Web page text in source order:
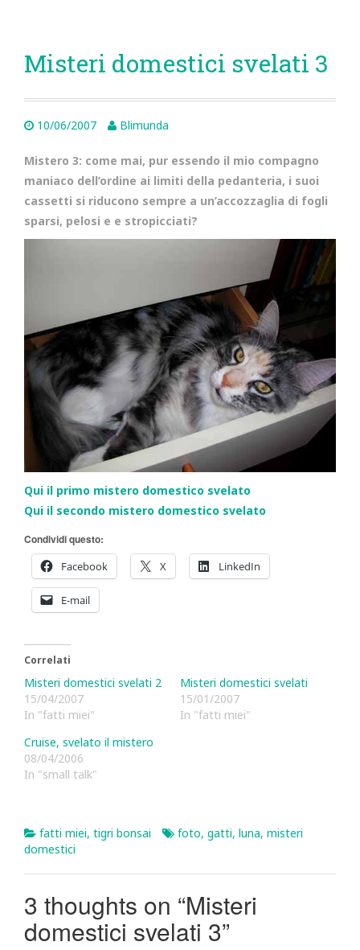
Misteri domestici svelati 3
10/06/2007 Blimunda
Mistero 3: come mai, pur essendo il mio compagno
maniaco dell’ordine ai limiti della pedanteria, i suoi
cassetti si riducono sempre a un’accozzaglia di fogli
sparsi, pelosi e e stropicciati?
Qui il primo mistero domestico svelato
Qui il secondo mistero domestico svelato
Condividi questo:
Facebook
X LinkedIn
E-mail
Correlati
Misteri domestici svelati 2
15/04/2007
In "fatti miei"
Misteri domestici svelati
15/01/2007
In "fatti miei"
Cruise, svelato il mistero
08/04/2006
In "small talk"
fatti miei, tigri bonsai foto, gatti, luna, misteri
domestici
3 thoughts on “Misteri
domestici svelati 3”